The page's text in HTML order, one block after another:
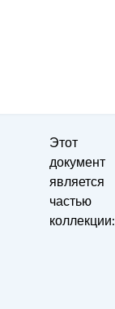
Этот
документ
является
частью
коллекции: